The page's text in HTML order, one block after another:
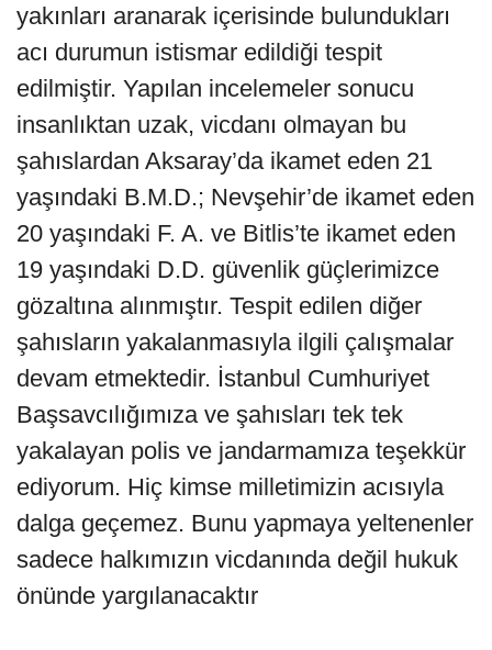
yakınları aranarak içerisinde bulundukları
acı durumun istismar edildiği tespit
edilmiştir. Yapılan incelemeler sonucu
insanlıktan uzak, vicdanı olmayan bu
şahıslardan Aksaray’da ikamet eden 21
yaşındaki B.M.D.; Nevşehir’de ikamet eden
20 yaşındaki F. A. ve Bitlis’te ikamet eden
19 yaşındaki D.D. güvenlik güçlerimizce
gözaltına alınmıştır. Tespit edilen diğer
şahısların yakalanmasıyla ilgili çalışmalar
devam etmektedir. İstanbul Cumhuriyet
Başsavcılığımıza ve şahısları tek tek
yakalayan polis ve jandarmamıza teşekkür
ediyorum. Hiç kimse milletimizin acısıyla
dalga geçemez. Bunu yapmaya yeltenenler
sadece halkımızın vicdanında değil hukuk
önünde yargılanacaktır